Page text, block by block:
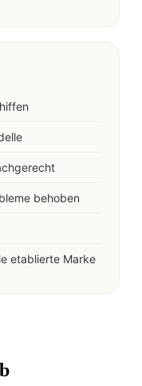
behoben
etablierte Marke